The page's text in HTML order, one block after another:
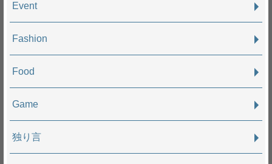
Event
Fashion
Food
Game
独り言